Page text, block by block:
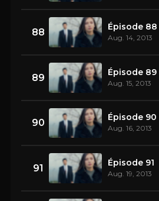
88 Épisode 88
Aug. 14, 2013
89 Épisode 89
Aug. 15, 2013
90 Épisode 90
Aug. 16, 2013
91 Épisode 91
Aug. 19, 2013